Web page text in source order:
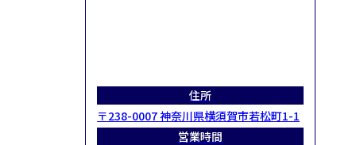
住所
〒238-0007 神奈川県横須賀市若松町1-1
営業時間